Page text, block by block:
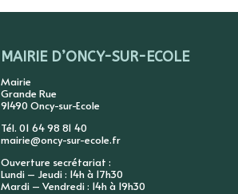
MAIRIE D’ONCY-SUR-ECOLE
Mairie
Grande Rue
91490 Oncy-sur-Ecole
Tél. 01 64 98 81 40
mairie@oncy-sur-ecole.fr
Ouverture secrétariat :
Lundi – Jeudi : 14h à 17h30
Mardi – Vendredi : 14h à 19h30